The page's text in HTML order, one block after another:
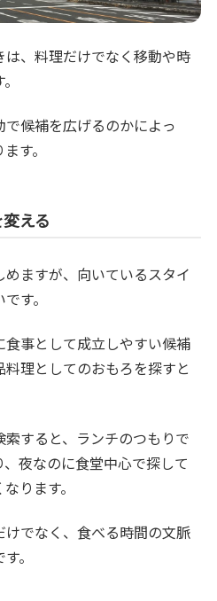
、料理だけでなく移動や時
候補を広げるのかによっ
す。
える
ますが、向いているスタイ
す。
事として成立しやすい候補
理としてのおもろを探すと
すると、ランチのつもりで
夜なのに食堂中心で探して
ります。
でなく、食べる時間の文脈
。